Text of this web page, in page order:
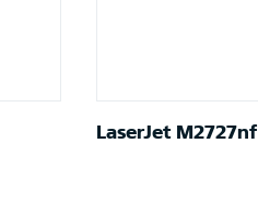
LaserJet M2727nf